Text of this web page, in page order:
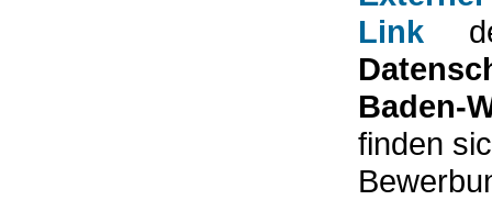
Baden-
finden